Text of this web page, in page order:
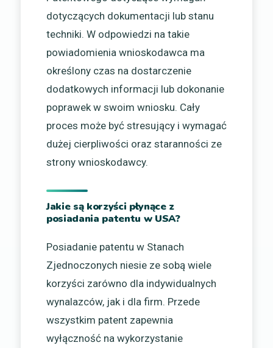
dotyczących dokumentacji lub stanu
techniki. W odpowiedzi na takie
powiadomienia wnioskodawca ma
określony czas na dostarczenie
dodatkowych informacji lub dokonanie
poprawek w swoim wniosku. Cały
proces może być stresujący i wymagać
dużej cierpliwości oraz staranności ze
strony wnioskodawcy.
Jakie są korzyści płynące z
posiadania patentu w USA?
Posiadanie patentu w Stanach
Zjednoczonych niesie ze sobą wiele
korzyści zarówno dla indywidualnych
wynalazców, jak i dla firm. Przede
wszystkim patent zapewnia
wyłączność na wykorzystanie